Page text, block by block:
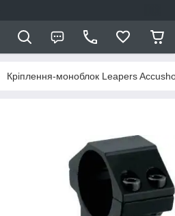
Кріплення-моноблок Leapers